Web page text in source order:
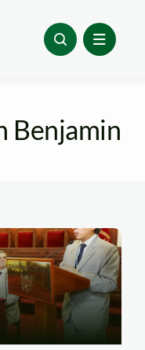
Benjamin